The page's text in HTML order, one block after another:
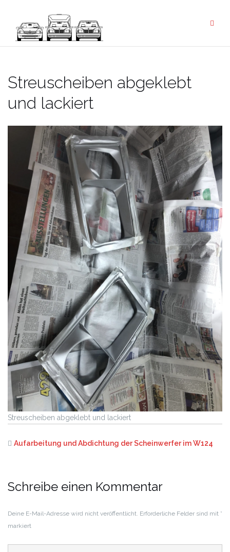
springen
Streuscheiben abgeklebt
und lackiert
Streuscheiben abgeklebt und lackiert
Aufarbeitung und Abdichtung der Scheinwerfer im W124
Schreibe einen Kommentar
Deine E-Mail-Adresse wird nicht veröffentlicht. Erforderliche Felder sind mit *
markiert